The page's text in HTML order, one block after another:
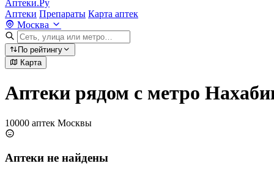
Аптеки.Ру
Аптеки Препараты Карта аптек
Москва
По рейтингу
Карта
Аптеки рядом с метро
10000 аптек Москвы
Аптеки не найдены